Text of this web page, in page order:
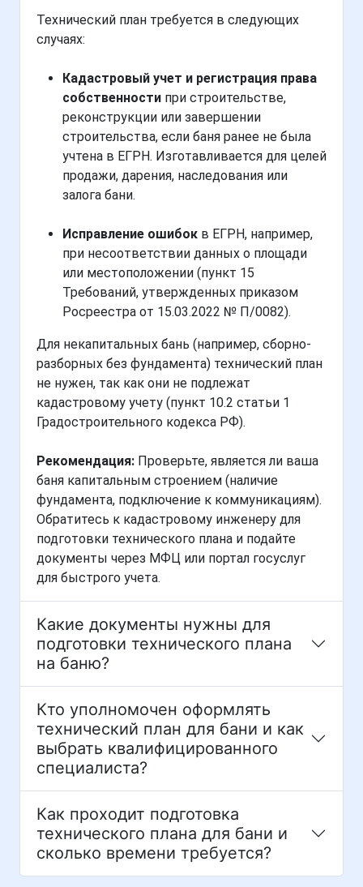
Технический план требуется в следующих
случаях:
Кадастровый учет и регистрация права
собственности при строительстве,
реконструкции или завершении
строительства, если баня ранее не была
учтена в ЕГРН. Изготавливается для целей
продажи, дарения, наследования или
залога бани.
Исправление ошибок в ЕГРН, например,
при несоответствии данных о площади
или местоположении (пункт 15
Требований, утвержденных приказом
Росреестра от 15.03.2022 № П/0082).
Для некапитальных бань (например, сборно-
разборных без фундамента) технический план
не нужен, так как они не подлежат
кадастровому учету (пункт 10.2 статьи 1
Градостроительного кодекса РФ).
Рекомендация: Проверьте, является ли ваша
баня капитальным строением (наличие
фундамента, подключение к коммуникациям).
Обратитесь к кадастровому инженеру для
подготовки технического плана и подайте
документы через МФЦ или портал госуслуг
для быстрого учета.
Какие документы нужны для
подготовки технического плана
на баню?
Кто уполномочен оформлять
технический план для бани и как
выбрать квалифицированного
специалиста?
Как проходит подготовка
технического плана для бани и
сколько времени требуется?